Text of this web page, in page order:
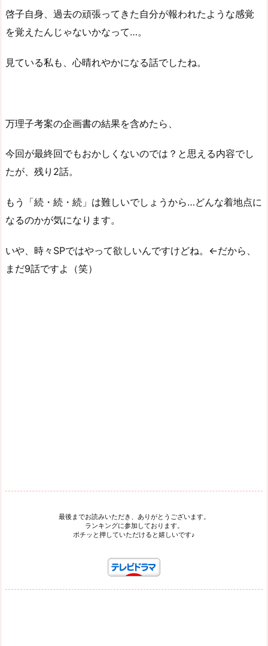
啓子自身、過去の頑張ってきた自分が報われたような感覚
を覚えたんじゃないかなって…。
見ている私も、心晴れやかになる話でしたね。
万理子考案の企画書の結果を含めたら、
今回が最終回でもおかしくないのでは？と思える内容でし
たが、残り2話。
もう「続・続・続」は難しいでしょうから…どんな着地点に
なるのかが気になります。
いや、時々SPではやって欲しいんですけどね。←だから、
まだ9話ですよ（笑）
最後までお読みいただき、ありがとうございます。
ランキングに参加しております。
ポチッと押していただけると嬉しいです♪